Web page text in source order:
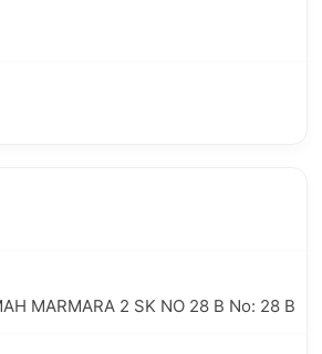
MARMARA 2 SK NO 28 B No: 28 B